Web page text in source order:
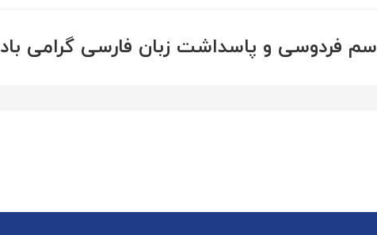
فردوسی و پاسداشت زبان فارسی گرامی باد